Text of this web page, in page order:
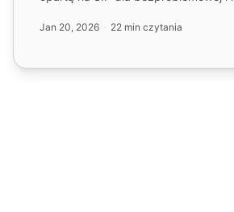
Jan 20, 2026 22 min czytania